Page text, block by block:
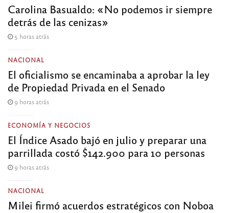
Carolina Basualdo: «No podemos ir siempre
detrás de las cenizas»
5 horas atrás
NACIONAL
El oficialismo se encaminaba a aprobar la ley
de Propiedad Privada en el Senado
9 horas atrás
ECONOMÍA Y NEGOCIOS
El Índice Asado bajó en julio y preparar una
parrillada costó $142.900 para 10 personas
9 horas atrás
NACIONAL
Milei firmó acuerdos estratégicos con Noboa